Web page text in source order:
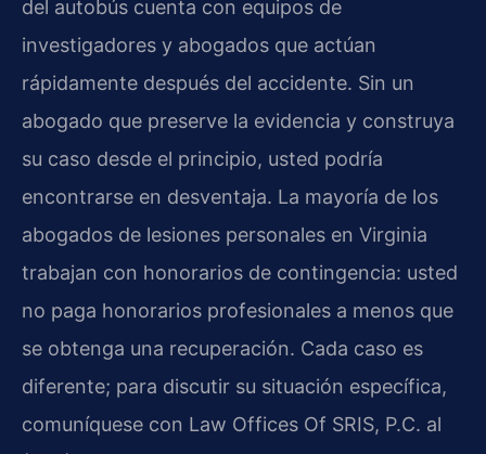
del autobús cuenta con equipos de
investigadores y abogados que actúan
rápidamente después del accidente. Sin un
abogado que preserve la evidencia y construya
su caso desde el principio, usted podría
encontrarse en desventaja. La mayoría de los
abogados de lesiones personales en Virginia
trabajan con honorarios de contingencia: usted
no paga honorarios profesionales a menos que
se obtenga una recuperación. Cada caso es
diferente; para discutir su situación específica,
comuníquese con Law Offices Of SRIS, P.C. al